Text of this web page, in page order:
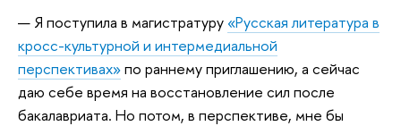
— Я поступила в магистратуру «Русская литература в
кросс-культурной и интермедиальной
перспективах»по раннему приглашению, а сейчас
даю себе время на восстановление сил после
бакалавриата. Но потом, в перспективе, мне бы